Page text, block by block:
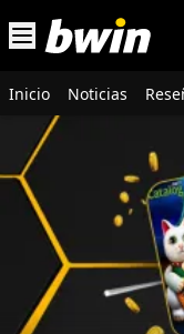
Open main menu
Inicio Noticias